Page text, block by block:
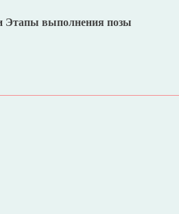
Этапы выполнения позы